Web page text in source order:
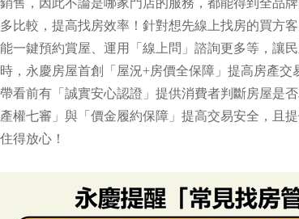
售，因此不論是哪家門店的服務，都能得到全品
比較，提高找房效率！針對想先線上找房的買方
一鍵預約賞屋、運用「線上問」諮詢更多等，讓
，永慶房屋首創「屋況+房價全保障」提高房產交
看前有「誠實安心認證」提供消費者判斷房屋是
權七審」與「價金履約保障」提高交易安全，且
得放心！